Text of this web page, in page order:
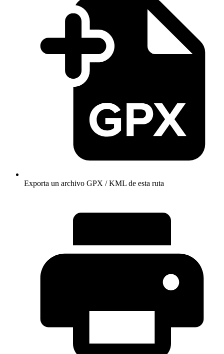
Exporta un archivo GPX / KML de esta ruta